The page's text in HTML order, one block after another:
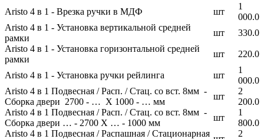
Aristo 4 в 1 - Врезка ручки в МДФ
шт
1
000.0
Aristo 4 в 1 - Установка вертикальной средней
рамки
шт
330.0
Aristo 4 в 1 - Установка горизонтальной средней
рамки
шт 220.0
Aristo 4 в 1 - Установка ручки рейлинга шт
1
000.0
Aristo 4 в 1 Подвесная / Расп. / Стац. со вст. 8мм -
Сборка двери 2700 - … Х 1000 - … мм
шт
2
200.0
Aristo 4 в 1 Подвесная / Расп. / Стац. со вст. 8мм -
Сборка двери … - 2700 Х … - 1000 мм
шт
1
800.0
Aristo 4 в 1 Подвесная / Распашная / Стационарная
2